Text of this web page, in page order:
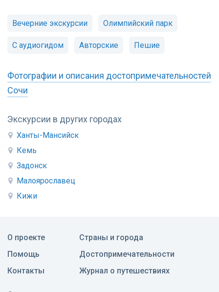
Экскурсии в других городах
Ханты-Мансийск
Кемь
Задонск
Малоярославец
Кижи
Вечерние экскурсии Олимпийский парк
С аудиогидом Авторские Пешие
Фотографии и описания достопримечательностей
Сочи
О проекте
Помощь
Контакты
Страны и города
Достопримечательности
Журнал о путешествиях